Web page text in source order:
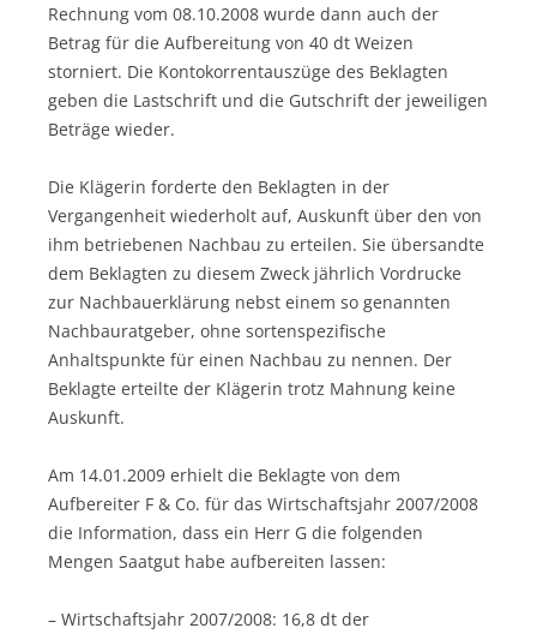
Rechnung vom 08.10.2008 wurde dann auch der
Betrag für die Aufbereitung von 40 dt Weizen
storniert. Die Kontokorrentauszüge des Beklagten
geben die Lastschrift und die Gutschrift der jeweiligen
Beträge wieder.
Die Klägerin forderte den Beklagten in der
Vergangenheit wiederholt auf, Auskunft über den von
ihm betriebenen Nachbau zu erteilen. Sie übersandte
dem Beklagten zu diesem Zweck jährlich Vordrucke
zur Nachbauerklärung nebst einem so genannten
Nachbauratgeber, ohne sortenspezifische
Anhaltspunkte für einen Nachbau zu nennen. Der
Beklagte erteilte der Klägerin trotz Mahnung keine
Auskunft.
Am 14.01.2009 erhielt die Beklagte von dem
Aufbereiter F & Co. für das Wirtschaftsjahr 2007/2008
die Information, dass ein Herr G die folgenden
Mengen Saatgut habe aufbereiten lassen:
– Wirtschaftsjahr 2007/2008: 16,8 dt der